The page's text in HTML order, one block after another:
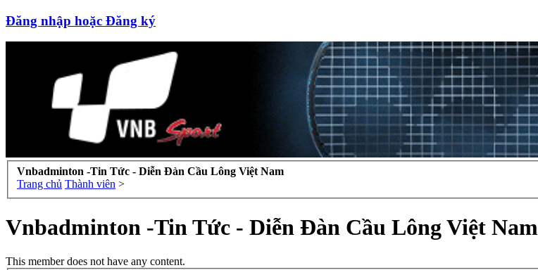
Đăng nhập hoặc Đăng ký
Vnbadminton -Tin Tức - Diễn Đàn Cầu Lông Việt Nam
Trang chủ Thành viên >
Vnbadminton -Tin Tức - Diễn Đàn Cầu Lông Việt Nam
This member does not have any content.